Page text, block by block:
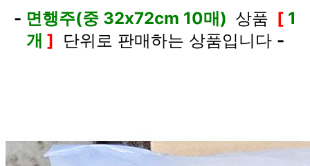
- 면행주(중 32x72cm 10매) 상품 [ 1
개 ] 단위로 판매하는 상품입니다 -